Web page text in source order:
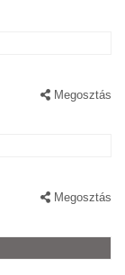
Megosztás
Megosztás